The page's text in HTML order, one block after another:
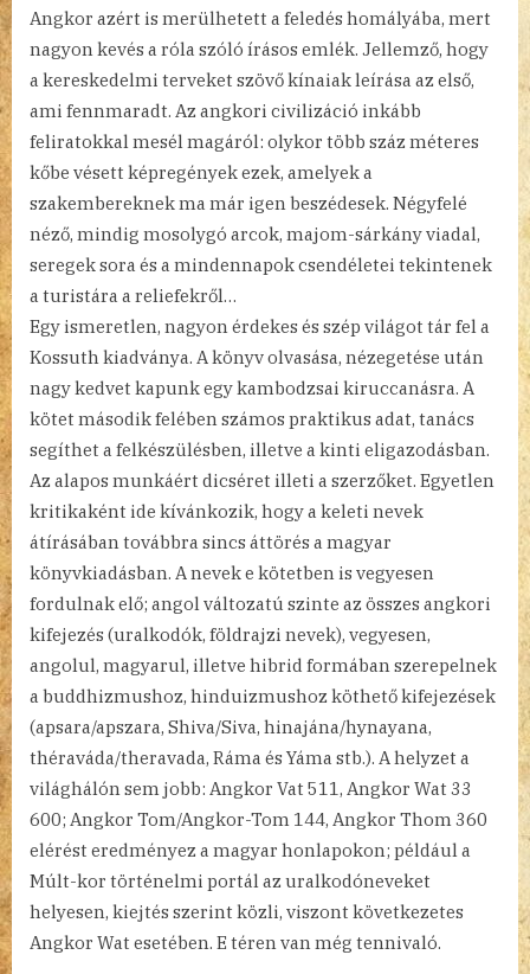
Angkor azért is merülhetett a feledés homályába, mert
nagyon kevés a róla szóló írásos emlék. Jellemző, hogy
a kereskedelmi terveket szövő kínaiak leírása az első,
ami fennmaradt. Az angkori civilizáció inkább
feliratokkal mesél magáról: olykor több száz méteres
kőbe vésett képregények ezek, amelyek a
szakembereknek ma már igen beszédesek. Négyfelé
néző, mindig mosolygó arcok, majom-sárkány viadal,
seregek sora és a mindennapok csendéletei tekintenek
a turistára a reliefekről…
Egy ismeretlen, nagyon érdekes és szép világot tár fel a
Kossuth kiadványa. A könyv olvasása, nézegetése után
nagy kedvet kapunk egy kambodzsai kiruccanásra. A
kötet második felében számos praktikus adat, tanács
segíthet a felkészülésben, illetve a kinti eligazodásban.
Az alapos munkáért dicséret illeti a szerzőket. Egyetlen
kritikaként ide kívánkozik, hogy a keleti nevek
átírásában továbbra sincs áttörés a magyar
könyvkiadásban. A nevek e kötetben is vegyesen
fordulnak elő; angol változatú szinte az összes angkori
kifejezés (uralkodók, földrajzi nevek), vegyesen,
angolul, magyarul, illetve hibrid formában szerepelnek
a buddhizmushoz, hinduizmushoz köthető kifejezések
(apsara/apszara, Shiva/Siva, hinajána/hynayana,
théraváda/theravada, Ráma és Yáma stb.). A helyzet a
világhálón sem jobb: Angkor Vat 511, Angkor Wat 33
600; Angkor Tom/Angkor-Tom 144, Angkor Thom 360
elérést eredményez a magyar honlapokon; például a
Múlt-kor történelmi portál az uralkodóneveket
helyesen, kiejtés szerint közli, viszont következetes
Angkor Wat esetében. E téren van még tennivaló.